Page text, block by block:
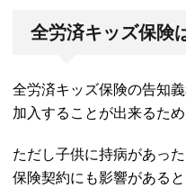
全労済キッズ保険
全労済キッズ保険の告知
加入することが出来るた
ただし子供に持病があっ
保険契約にも影響がある